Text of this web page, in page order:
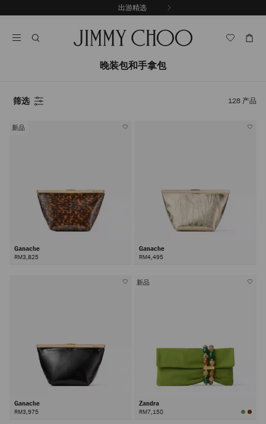
至
出游精选
晚装包和手拿包
筛选 128 产品
新品
Ganache
RM3,825
Ganache
RM4,495
Ganache
RM3,975
新品
Zandra
RM7,150